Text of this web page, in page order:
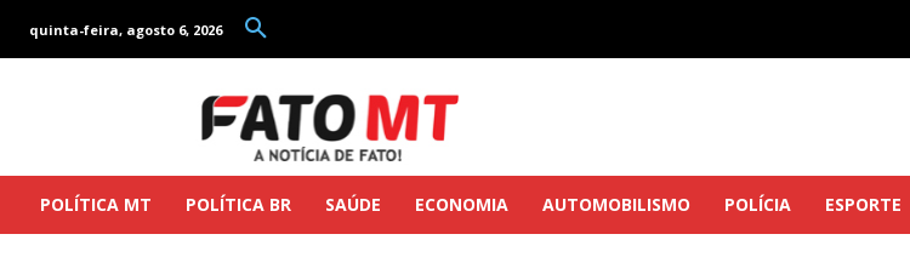
quinta-feira, agosto 6, 2026
POLÍTICA MT POLÍTICA BR SAÚDE ECONOMIA AUTOMOBILISMO POLÍCIA ESPORTE